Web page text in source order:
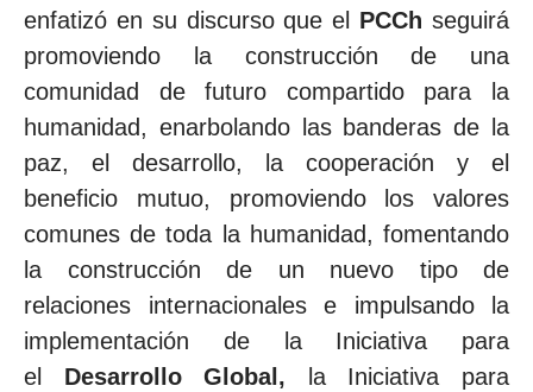
enfatizó en su discurso que el PCCh seguirá
promoviendo la construcción de una
comunidad de futuro compartido para la
humanidad, enarbolando las banderas de la
paz, el desarrollo, la cooperación y el
beneficio mutuo, promoviendo los valores
comunes de toda la humanidad, fomentando
la construcción de un nuevo tipo de
relaciones internacionales e impulsando la
implementación de la Iniciativa para
el Desarrollo Global, la Iniciativa para